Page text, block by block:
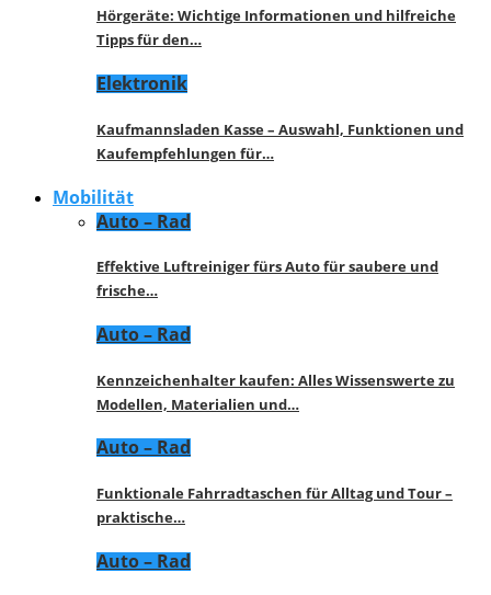
Hörgeräte: Wichtige Informationen und hilfreiche
Tipps für den…
Elektronik
Kaufmannsladen Kasse – Auswahl, Funktionen und
Kaufempfehlungen für…
Mobilität
Auto – Rad
Effektive Luftreiniger fürs Auto für saubere und
frische…
Auto – Rad
Kennzeichenhalter kaufen: Alles Wissenswerte zu
Modellen, Materialien und…
Auto – Rad
Funktionale Fahrradtaschen für Alltag und Tour –
praktische…
Auto – Rad